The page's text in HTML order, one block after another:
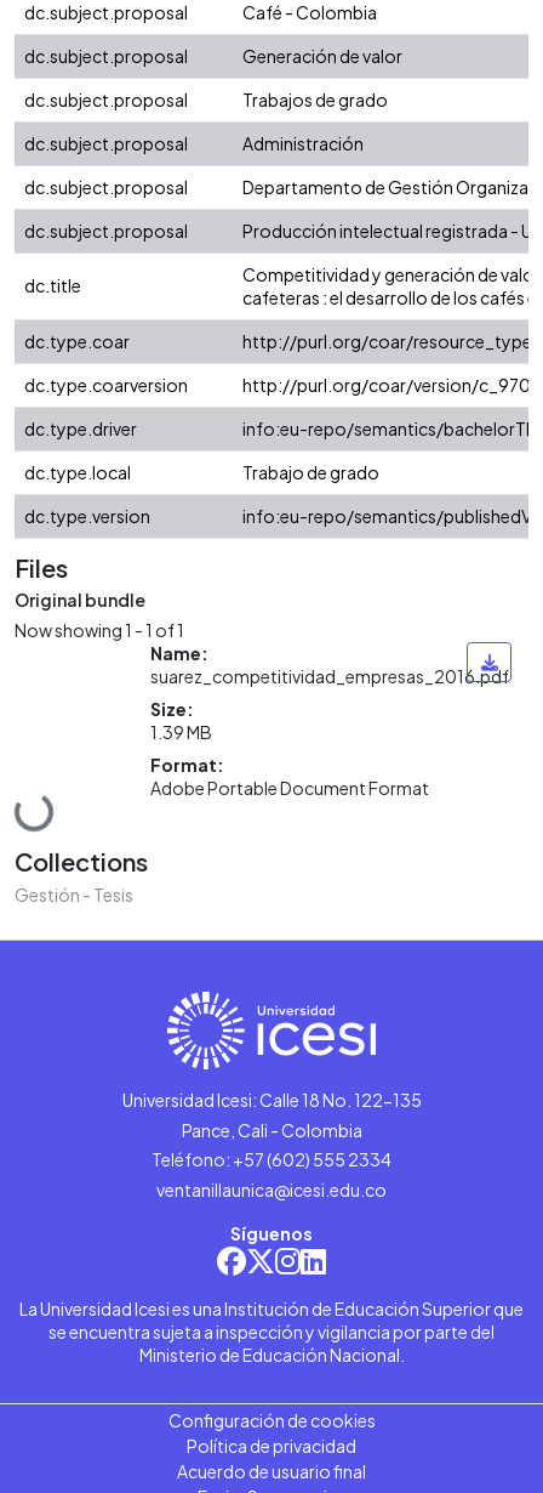
dc.subject.proposal
Café - Colombia
dc.subject.proposal
Generación de valor
dc.subject.proposal
Trabajos de grado
dc.subject.proposal
Administración
dc.subject.proposal
Departamento de Gestión
dc.subject.proposal
Producción intelectual registrada -
dc.title
Competitividad y generación de valor
cafeteras : el desarrollo de los cafés
dc.type.coar
http://purl.org/coar/resource_type/
dc.type.coarversion
http://purl.org/coar/version/
dc.type.driver
info:eu-repo/semantics/
dc.type.local
Trabajo de grado
dc.type.version
info:eu-repo/semantics/
Files
Original bundle
Now showing1 - 1 of 1
Loading...
Name:
suarez_competitividad_empresas_2016.pdf
Size:
1.39 MB
Format:
Adobe Portable Document Format
Collections
Gestión - Tesis
Universidad Icesi: Calle 18 No. 122-135
Pance, Cali - Colombia
Teléfono: +57 (602) 555 2334
ventanillaunica@icesi.edu.co
Síguenos
La Universidad Icesi es una Institución de Educación Superior que
se encuentra sujeta a inspección y vigilancia por parte del
Ministerio de Educación Nacional.
Configuración de cookies
Política de privacidad
Acuerdo de usuario final